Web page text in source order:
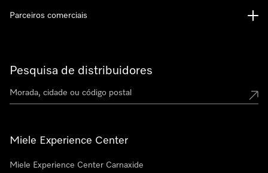
Pesquisa de distribuidores
Miele Experience Center
Miele Experience Center Carnaxide
Parceiros comerciais